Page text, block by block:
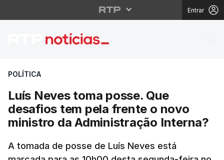
Entrar
Luís Neves toma
POLÍTICA
Luís Neves toma posse. Que
desafios tem pela frente o novo
ministro da Administração Interna?
A tomada de posse de Luís Neves está